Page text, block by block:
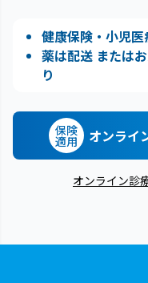
健康保険・小児
薬は配送 または
り
保険
適用 オンライ
オンライン診